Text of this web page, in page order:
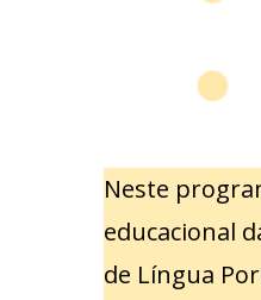
Neste
educacional
de Língua